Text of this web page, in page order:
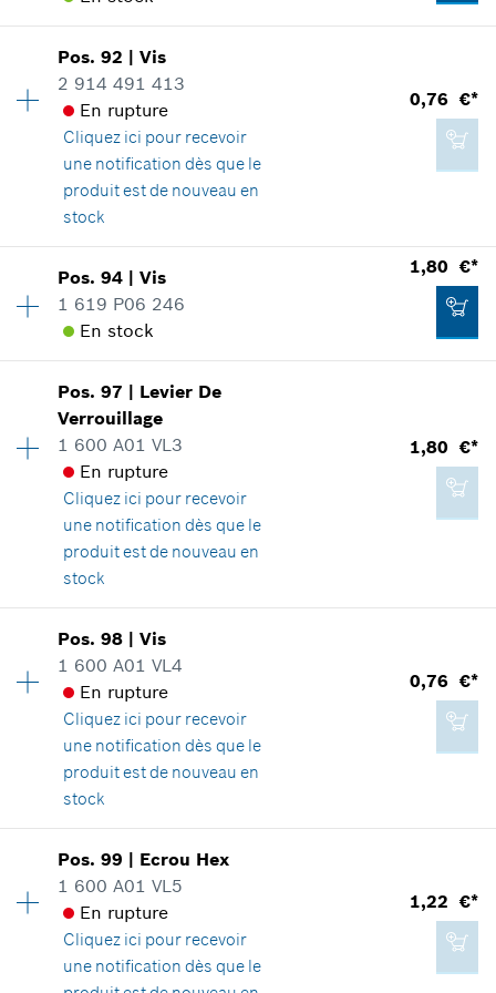
0,76 €*
Ajouter au panier
Adaptable sur outils
Positionner dans la vue éclatée
0,76 €*
Disponibilité
Groupe de prix
Informations pièces détachées
Adaptable sur outils
Positionner dans la vue éclatée
0,76 €*
Pos.92 |Vis
2 914 491 413
En rupture
Cliquez ici pour recevoir
une notification dès que le
produit est de nouveau en
stock
0,76 €*
Groupe de prix
Informations pièces détachées
0,76 €*
*Tous les prix sont TTC hors frais de port
Ajouter au panier
Pos.94 |Vis
1 619 P06 246
En stock
1,80 €*
Disponibilité 1
Groupe de prix
Informations pièces détachées
Adaptable sur outils
Positionner dans la vue éclatée
1,80 €*
*Tous les prix sont TTC hors frais de port
Ajouter au panier
Pos.97 | Levier De
Verrouillage
1 600 A01 VL3
En rupture
Cliquez ici pour recevoir
une notification dès que le
produit est de nouveau en
stock
1,80 €*
Groupe de prix
Informations pièces détachées
Adaptable sur outils
Positionner dans la vue éclatée
1,80 €*
*Tous les prix sont TTC hors frais de port
Ajouter au panier
Pos.98 |Vis
1 600 A01 VL4
En rupture
Cliquez ici pour recevoir
une notification dès que le
produit est de nouveau en
stock
0,76 €*
Groupe de prix: 10
Informations pièces détachées
Adaptable sur outils
Positionner dans la vue éclatée
Pos.99 | Ecrou Hex
1 600 A01 VL5
En rupture
Cliquez ici pour recevoir
une notification dès que le
1,22 €*